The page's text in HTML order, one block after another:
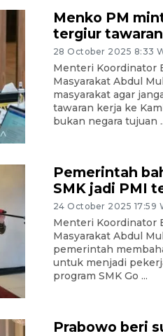
Menko PM
tergiur
28 October 2025 8:33
Menteri Koordinator
Masyarakat Abdul
masyarakat agar
tawaran kerja ke
bukan negara tujuan
Pemerintah
SMK jadi PMI
24 October 2025 17:59
Menteri Koordinator
Masyarakat Abdul
pemerintah
untuk menjadi
program SMK Go ...
Prabowo beri